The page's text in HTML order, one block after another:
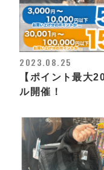
2023.08.25
【ポイント最大
ル開催！